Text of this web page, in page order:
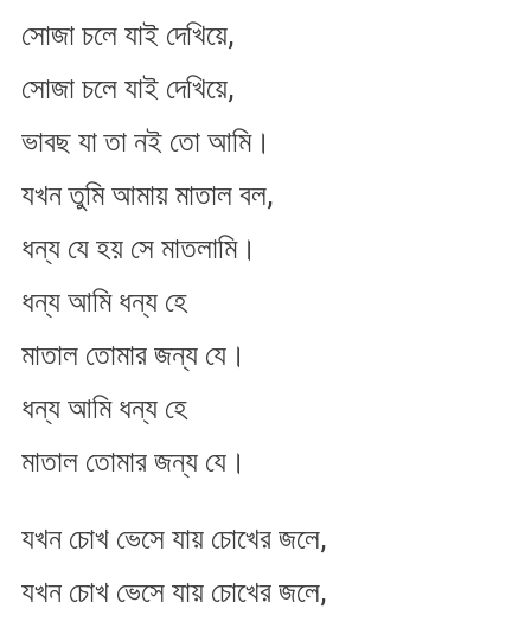
সোজা চলে যাই দেখিয়ে,
সোজা চলে যাই দেখিয়ে,
ভাবছ যা তা নই তো আমি।
যখন তুমি আমায় মাতাল বল,
ধন্য যে হয় সে মাতলামি।
ধন্য আমি ধন্য হে
মাতাল তোমার জন্য যে।
ধন্য আমি ধন্য হে
মাতাল তোমার জন্য যে।
যখন চোখ ভেসে যায় চোখের জলে,
যখন চোখ ভেসে যায় চোখের জলে,